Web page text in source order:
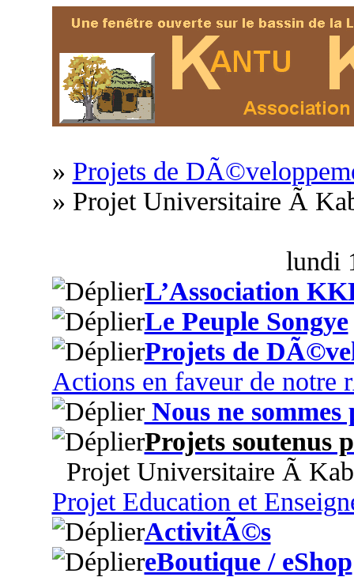
» Projets de
» Projet Universitaire Ã
lundi
L’Association
Le Peuple Songye
Projets de
Actions en faveur de notre
Nous ne sommes
Projets soutenus
Projet Universitaire Ã
Projet Education et
ActivitÃ©s
eBoutique / eShop